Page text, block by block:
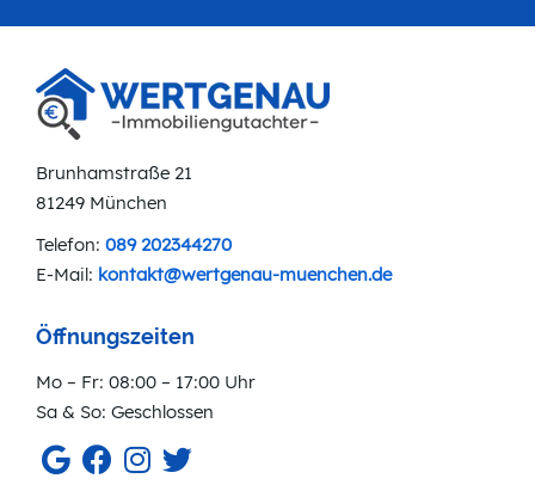
Brunhamstraße 21
81249 München
Telefon: 089 202344270
E-Mail: kontakt@wertgenau-muenchen.de
Öffnungszeiten
Mo – Fr: 08:00 – 17:00 Uhr
Sa & So: Geschlossen